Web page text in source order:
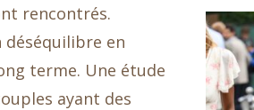
rencontrés.
déséquilibre en
terme. Une étude
ayant des